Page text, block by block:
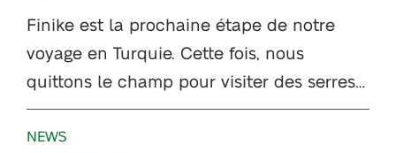
Finike est la prochaine étape de notre
voyage en Turquie. Cette fois, nous
quittons le champ pour visiter des serres…
NEWS